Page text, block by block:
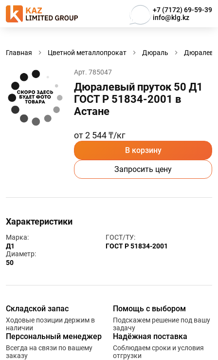
+7 (7172) 69-59-39
info@klg.kz
Главная Цветной металлопрокат Дюраль
Арт. 785047
Дюралевый пруток 50 Д1
ГОСТ Р 51834-2001 в
Астанe
от 2 544 ₸/кг
В корзину
Запросить цену
Характеристики
Марка:
Д1
ГОСТ/ТУ:
ГОСТ Р 51834-2001
Диаметр:
50
Складской запас
Ходовые позиции держим в
наличии
Помощь с выбором
Подскажем решение под вашу
задачу
Персональный менеджер
Всегда на связи по вашему
заказу
Надёжная поставка
Соблюдаем сроки и условия
отгрузки